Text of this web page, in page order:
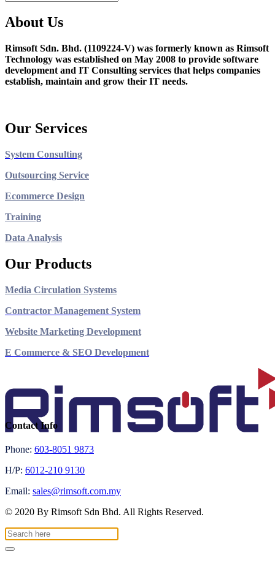
About Us
Rimsoft Sdn. Bhd. (1109224-V) was formerly known as Rimsoft
Technology was established on May 2008 to provide software
development and IT Consulting services that helps companies
establish, maintain and grow their IT needs.
Our Services
System Consulting
Outsourcing Service
Ecommerce Design
Training
Data Analysis
Our Products
Media Circulation Systems
Contractor Management System
Website Marketing Development
E Commerce & SEO Development
Contact Info
Phone: 603-8051 9873
H/P: 6012-210 9130
Email: sales@rimsoft.com.my
© 2020 By Rimsoft Sdn Bhd. All Rights Reserved.